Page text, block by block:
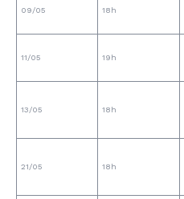
09/05 18h
11/05 19h
13/05 18h
21/05 18h